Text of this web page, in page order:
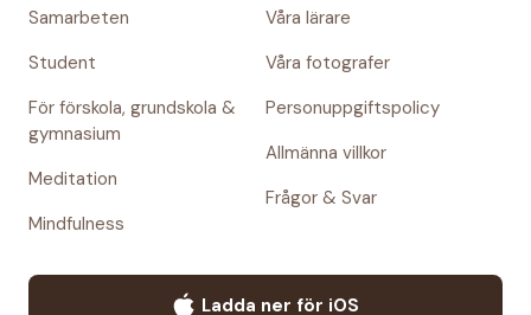
Samarbeten
Student
För förskola, grundskola &
gymnasium
Meditation
Mindfulness
Våra lärare
Våra fotografer
Personuppgiftspolicy
Allmänna villkor
Frågor & Svar
Ladda ner för iOS